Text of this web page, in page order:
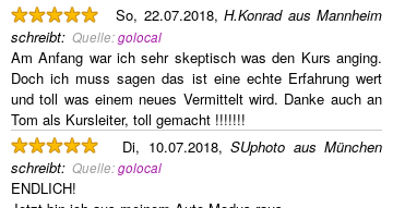
So, 22.07.2018,H.Konrad aus Mannheim
schreibt: Quelle:golocal
Am Anfang war ich sehr skeptisch was den Kurs anging.
Doch ich muss sagen das ist eine echte Erfahrung wert
und toll was einem neues Vermittelt wird. Danke auch an
Tom als Kursleiter, toll gemacht !!!!!!!
Di, 10.07.2018,SUphoto aus München
schreibt: Quelle:golocal
ENDLICH!